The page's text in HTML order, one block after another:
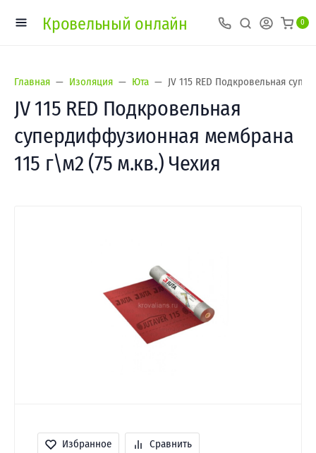
Кровельный онлайн 0
Главная Изоляция Юта JV 115 RED Подкровельная
JV 115 RED Подкровельная
супердиффузионная мембрана
115 г\м2 (75 м.кв.) Чехия
Избранное Сравнить